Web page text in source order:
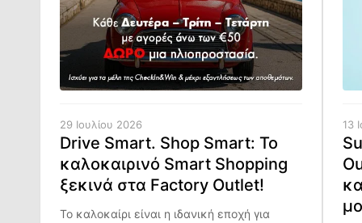
29 Ιουλίου 2026
Drive Smart. Shop Smart: Το
καλοκαιρινό Smart Shopping
ξεκινά στα Factory Outlet!
Το καλοκαίρι είναι η ιδανική εποχή για
13